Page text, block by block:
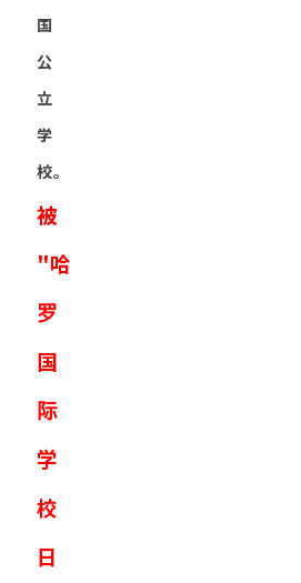
国
公
立
学
校。
被
"哈
罗
国
际
学
校
日